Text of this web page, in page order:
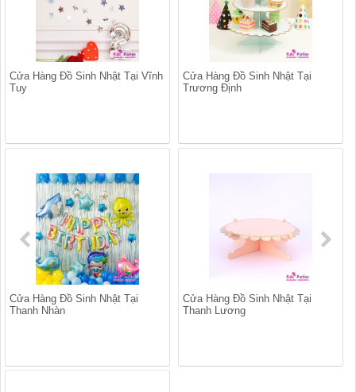
Cửa Hàng Đồ Sinh Nhật Tại Vĩnh
Tuy
Cửa Hàng Đồ Sinh Nhật Tại
Trương Định
Cửa Hàng Đồ Sinh Nhật Tại
Thanh Nhàn
Cửa Hàng Đồ Sinh Nhật Tại
Thanh Lương